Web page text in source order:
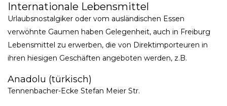
Internationale Lebensmittel
Urlaubsnostalgiker oder vom ausländischen Essen
verwöhnte Gaumen haben Gelegenheit, auch in Freiburg
Lebensmittel zu erwerben, die von Direktimporteuren in
ihren hiesigen Geschäften angeboten werden, z.B.
Anadolu (türkisch)
Tennenbacher-Ecke Stefan Meier Str.